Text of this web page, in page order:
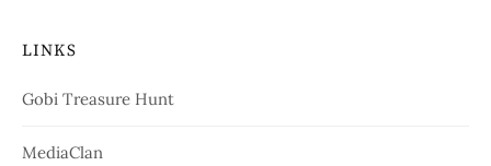
LINKS
Gobi Treasure Hunt
MediaClan